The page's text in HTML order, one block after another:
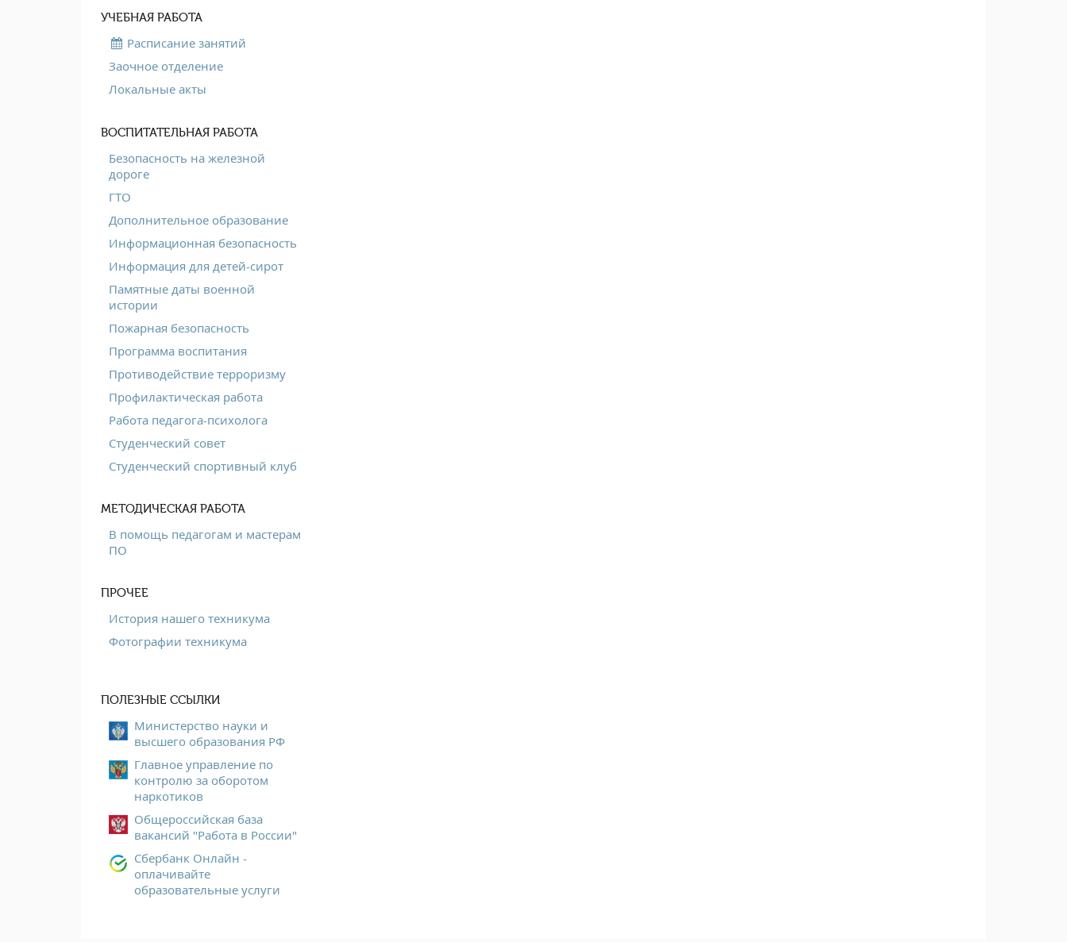
УЧЕБНАЯ РАБОТА
Расписание занятий
Заочное отделение
Локальные акты
ВОСПИТАТЕЛЬНАЯ РАБОТА
Безопасность на железной
дороге
ГТО
Дополнительное образование
Информационная безопасность
Информация для детей-сирот
Памятные даты военной
истории
Пожарная безопасность
Программа воспитания
Противодействие терроризму
Профилактическая работа
Работа педагога-психолога
Студенческий совет
Студенческий спортивный клуб
МЕТОДИЧЕСКАЯ РАБОТА
В помощь педагогам и мастерам
ПО
ПРОЧЕЕ
История нашего техникума
Фотографии техникума
ПОЛЕЗНЫЕ ССЫЛКИ
Министерство науки и
высшего образования РФ
Главное управление по
контролю за оборотом
наркотиков
Общероссийская база
вакансий "Работа в России"
Сбербанк Онлайн -
оплачивайте
образовательные услуги